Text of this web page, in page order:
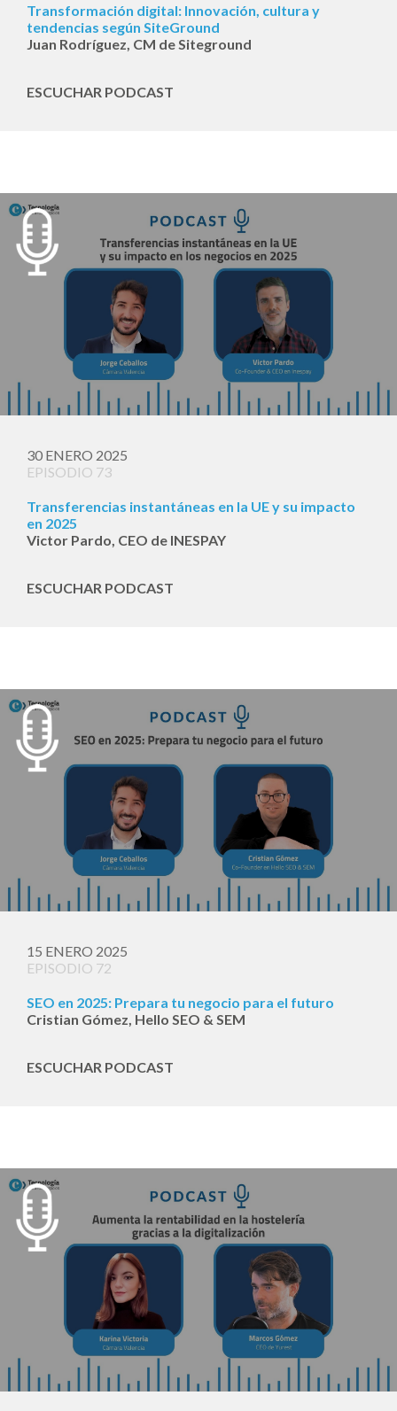
Transformación digital: Innovación, cultura y
tendencias según SiteGround
Juan Rodríguez, CM de Siteground
ESCUCHAR PODCAST
30 ENERO 2025
EPISODIO 73
Transferencias instantáneas en la UE y su impacto
en 2025
Victor Pardo, CEO de INESPAY
ESCUCHAR PODCAST
15 ENERO 2025
EPISODIO 72
SEO en 2025: Prepara tu negocio para el futuro
Cristian Gómez, Hello SEO & SEM
ESCUCHAR PODCAST